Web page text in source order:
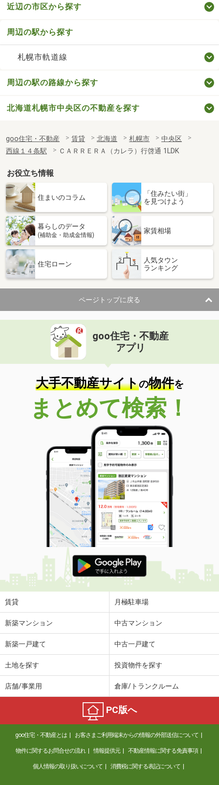
近辺の市区から探す
周辺の駅から探す
札幌市軌道線
周辺の駅の路線から探す
北海道札幌市中央区の不動産を探す
goo住宅・不動産 賃貸 北海道 札幌市
中央区
西線１４条駅
ＣＡＲＲＥＲＡ（カレラ）行啓通 1LDK
お役立ち情報
住まいのコラム
「住みたい街」
を見つけよう
暮らしのデータ
(補助金・助成金情報)
家賃相場
住宅ローン
人気タウン
ランキング
ページトップに戻る
goo住宅・不動産
アプリ
大手不動産サイトの物件を
まとめて検索！
賃貸 月極駐車場
新築マンション 中古マンション
新築一戸建て 中古一戸建て
土地を探す 投資物件を探す
店舗/事業用 倉庫/トランクルーム
PC版へ
goo住宅・不動産とは お客さまご利用端末からの情報の外部送信について
物件に関するお問合せの流れ 情報提供元 不動産情報に関する免責事項
個人情報の取り扱いについて 消費税に関する表記について